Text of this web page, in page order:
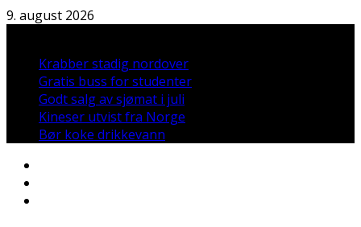
Hopp
9. august 2026
Krabber stadig nordover
Gratis buss for studenter
Godt salg av sjømat i juli
Kineser utvist fra Norge
Bør koke drikkevann